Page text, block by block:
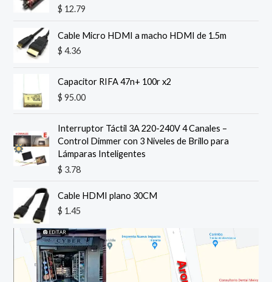
$ 12.79
Cable Micro HDMI a macho HDMI de 1.5m
$ 4.36
Capacitor RIFA 47n+ 100r x2
$ 95.00
Interruptor Táctil 3A 220-240V 4 Canales –
Control Dimmer con 3 Niveles de Brillo para
Lámparas Inteligentes
$ 3.78
Cable HDMI plano 30CM
$ 1.45